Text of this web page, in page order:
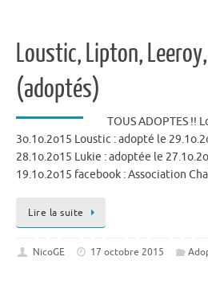
Loustic, Lipton,
(adoptés)
TOUS ADOPTES !!
3o.1o.2o15 Loustic : adopté le
28.1o.2o15 Lukie : adoptée le
19.1o.2o15 facebook : Association
Lire la suite
NicoGE 17 octobre 2015